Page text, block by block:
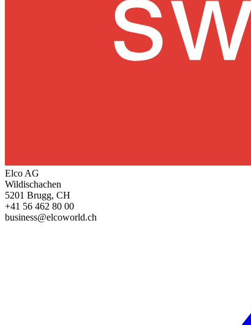
Elco AG
Wildischachen
5201 Brugg, CH
+41 56 462 80 00
business@elcoworld.ch